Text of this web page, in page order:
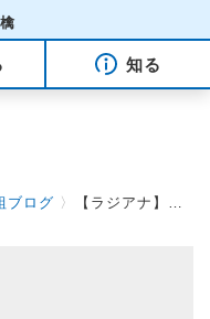
知る
ブログ 〉 【ラジアナ】がっかり！【木曜日】